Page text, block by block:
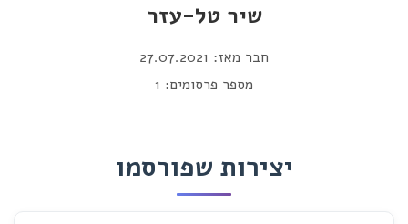
שיר טל-עזר
חבר מאז: 27.07.2021
מספר פרסומים: 1
יצירות שפורסמו